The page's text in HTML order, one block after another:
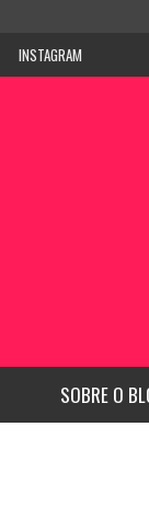
INSTAGRAM
SOBRE O